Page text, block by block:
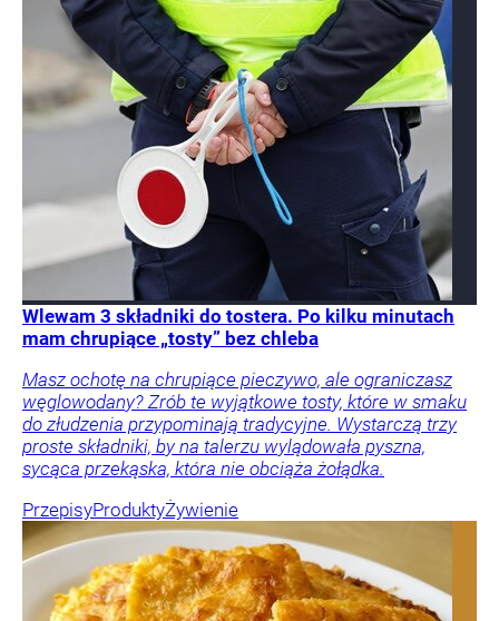
Wlewam 3 składniki do tostera. Po kilku minutach
mam chrupiące „tosty” bez chleba
Masz ochotę na chrupiące pieczywo, ale ograniczasz
węglowodany? Zrób te wyjątkowe tosty, które w smaku
do złudzenia przypominają tradycyjne. Wystarczą trzy
proste składniki, by na talerzu wylądowała pyszna,
sycąca przekąska, która nie obciąża żołądka.
PrzepisyProduktyŻywienie